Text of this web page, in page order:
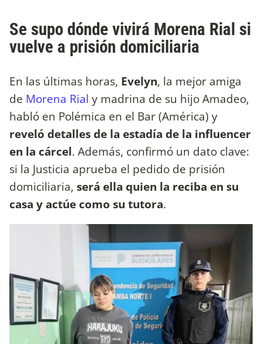
Se supo dónde vivirá Morena Rial si
vuelve a prisión domiciliaria
En las últimas horas, Evelyn, la mejor amiga
de Morena Rial y madrina de su hijo Amadeo,
habló en Polémica en el Bar (América) y
reveló detalles de la estadía de la influencer
en la cárcel. Además, confirmó un dato clave:
si la Justicia aprueba el pedido de prisión
domiciliaria, será ella quien la reciba en su
casa y actúe como su tutora.